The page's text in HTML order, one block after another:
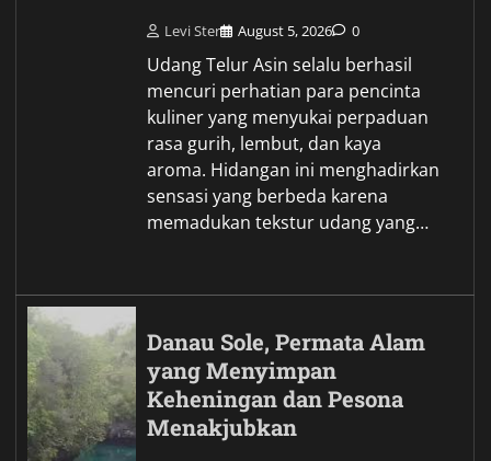
Levi Ster August 5, 2026 0
Udang Telur Asin selalu berhasil
mencuri perhatian para pencinta
kuliner yang menyukai perpaduan
rasa gurih, lembut, dan kaya
aroma. Hidangan ini menghadirkan
sensasi yang berbeda karena
memadukan tekstur udang yang…
Danau Sole, Permata Alam
yang Menyimpan
Keheningan dan Pesona
Menakjubkan